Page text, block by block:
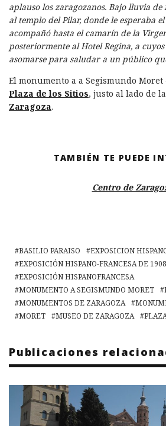
aplauso los zaragozanos. Bajo lluvia
al templo del Pilar, donde le esperaba
acompañó hasta el camarín de la
posteriormente al Hotel Regina, a
asomarse para saludar a un público
El monumento a a Segismundo
Plaza de los Sitios, justo al lado de
Zaragoza.
TAMBIÉN TE PUEDE
Centro de
BASILIO PARAISO
EXPOSICION
EXPOSICIÓN HISPANO-FRANCESA DE 1908
EXPOSICIÓN HISPANOFRANCESA
MONUMENTO A SEGISMUNDO MORET
MONUMENTOS DE ZARAGOZA
MORET
MUSEO DE ZARAGOZA
Publicaciones